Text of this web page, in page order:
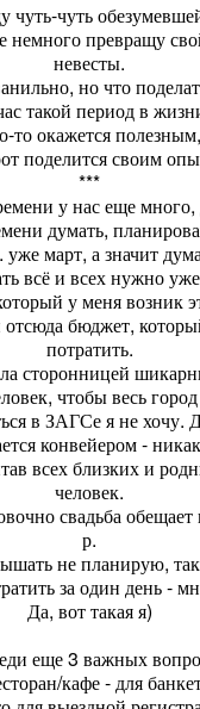
чуть-чуть
немного превращу
невесты.
но что
такой период в
то окажется
поделится своим
***
у нас еще
думать,
март, а значит
всё и всех нужно
у меня возник
отсюда бюджет,
потратить.
сторонницей
чтобы весь
в ЗАГСе я не хочу.
конвейером -
всех близких и
человек.
свадьба
р.
не планирую,
за один день -
Да, вот такая я)
еще 3 важных
кафе - для